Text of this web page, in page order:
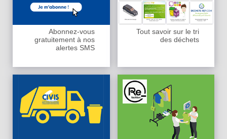
Abonnez-vous
gratuitement à nos
alertes SMS
Tout savoir sur le tri
des déchets